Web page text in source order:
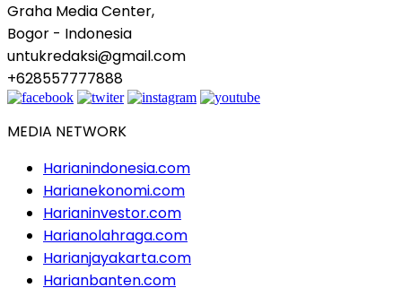
Graha Media Center,
Bogor - Indonesia
untukredaksi@gmail.com
+628557777888
MEDIA NETWORK
Harianindonesia.com
Harianekonomi.com
Harianinvestor.com
Harianolahraga.com
Harianjayakarta.com
Harianbanten.com